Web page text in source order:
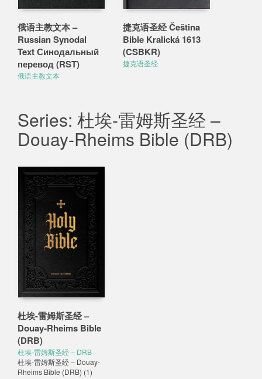
俄语主教文本 –
Russian Synodal
Text Синодальный
перевод (RST)
俄语主教文本
捷克语圣经 Čeština
Bible Kralická 1613
(CSBKR)
捷克语圣经
Series: 杜埃-雷姆斯圣经 –
Douay-Rheims Bible (DRB)
杜埃-雷姆斯圣经 –
Douay-Rheims Bible
(DRB)
杜埃-雷姆斯圣经 – DRB
杜埃-雷姆斯圣经 – Douay-
Rheims Bible (DRB) (1)